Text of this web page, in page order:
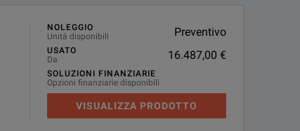
NOLEGGIO
Unità disponibili
Preventivo
USATO
Da
16.487,00 €
SOLUZIONI FINANZIARIE
Opzioni finanziarie disponibili
VISUALIZZA PRODOTTO